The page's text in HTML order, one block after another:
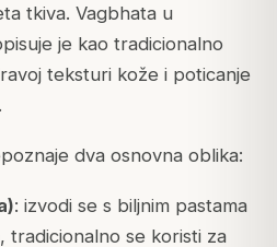
tkiva. Vagbhata u
je kao tradicionalno
teksturi kože i poticanje
dva osnovna oblika:
: izvodi se s biljnim pastama
tradicionalno se koristi za